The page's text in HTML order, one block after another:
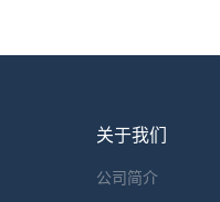
关于我们
公司简介